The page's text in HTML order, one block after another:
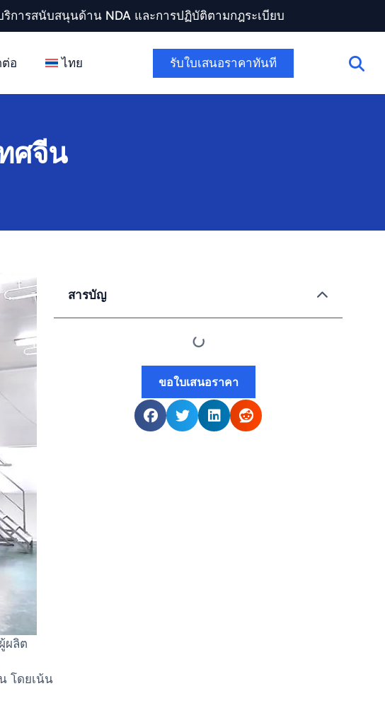
ารสนับสนุนด้าน NDA และการปฏิบัติตามกฎระเบียบ
อ ไทย รับใบเสนอราคาทันที
ศจีน
ผลิต
โดยเน้น
สารบัญ
ขอใบเสนอราคา